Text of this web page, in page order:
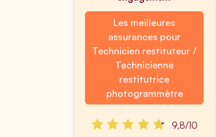
Les meilleures
assurances pour
Technicien restituteur /
Technicienne
restitutrice
photogrammètre
9,8/10